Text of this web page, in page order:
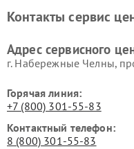
Контакты сервис
Адрес сервисного
г. Набережные Челны,
Горячая линия:
+7 (800) 301-55-83
Контактный телефон:
8 (800) 301-55-83